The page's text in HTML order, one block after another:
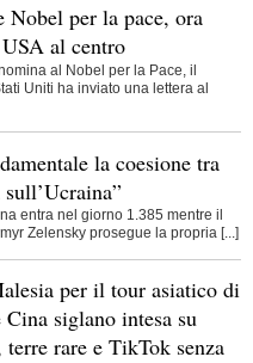
Nobel per la pace, ora
al centro
al Nobel per la Pace, il
Uniti ha inviato una lettera al
la coesione tra
entra nel giorno 1.385 mentre il
Zelensky prosegue la propria [...]
per il tour asiatico di
siglano intesa su
terre rare e TikTok senza